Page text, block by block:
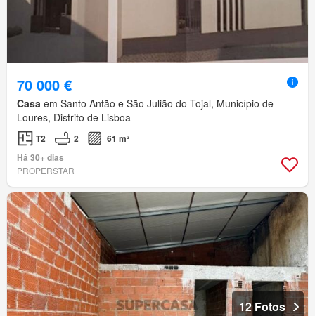
70 000 €
Casa em Santo Antão e São Julião do Tojal, Município de
Loures, Distrito de Lisboa
T2 2
61 m²
Há 30+ dias
PROPERSTAR
12 Fotos